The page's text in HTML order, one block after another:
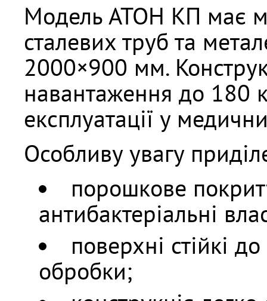
Модель АТОН КП має
сталевих труб та
2000×900 мм.
навантаження до 180
експлуатації у
Особливу увагу
порошкове
антибактеріальні
поверхні стійкі
обробки;